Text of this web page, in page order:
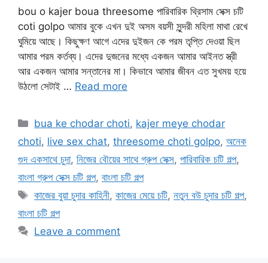
bou o kajer boua threesome পারিবারিক থ্রিসাম সেক্স চটি
coti golpo আমার বুকে এখন দুই অসম বয়সী সুন্দরী মহিলা মাথা রেখে
ঘুমিয়ে আছে। কিছুক্ষণ আগে এদের দুইজন কে পরম তৃপ্তি দেওয়া ছিল
আমার পরম কর্তব্য। এদের দুজনের মধ্যে একজন আমার আইনত স্ত্রী
আর একজন আমার সন্তানের মা। কিভাবে আমার জীবন এত সুখময় হয়ে
উঠলো সেটাই … Read more
Categories
bua ke chodar choti, kajer meye chodar
choti, live sex chat, threesome choti golpo, অনেক
গুদ একসাথে চুদা, নিজের বৌয়ের সাথে গ্রুপ সেক্স, পারিবারিক চটি গল্প,
বাংলা গ্রুপ সেক্স চটি গল্প, বাংলা চটি গল্প
Tags
কাজের বুয়া চুদার কাহিনী,কাজের মেয়ে চটি,নতুন বউ চুদার চটি গল্প,
বাংলা চটি গল্প
Leave a comment